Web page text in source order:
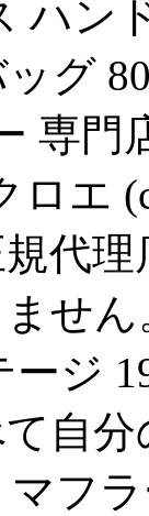
ハン
グ
専門
ロエ
代
せ
ジ
自
マフ